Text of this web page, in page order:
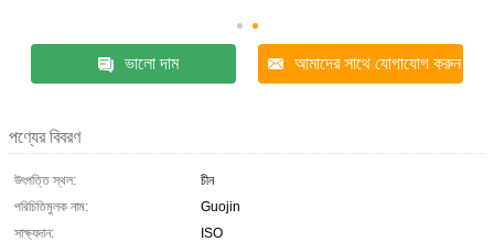
ভালো দাম আমাদের সাথে যোগাযোগ করুন
পণ্যের বিবরণ
উৎপত্তি স্থল:
চীন
পরিচিতিমুলক নাম:
Guojin
সাক্ষ্যদান:
ISO